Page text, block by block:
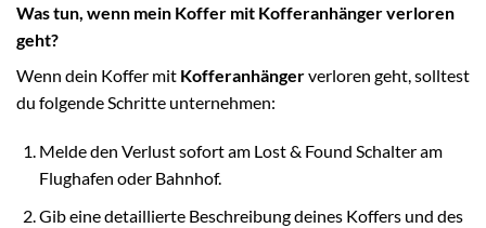
Was tun, wenn mein Koffer mit Kofferanhänger verloren
geht?
Wenn dein Koffer mit Kofferanhängerverloren geht, solltest
du folgende Schritte unternehmen:
Melde den Verlust sofort am Lost & Found Schalter am
Flughafen oder Bahnhof.
Gib eine detaillierte Beschreibung deines Koffers und des